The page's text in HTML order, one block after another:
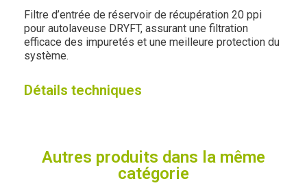
Filtre d’entrée de réservoir de récupération 20 ppi
pour autolaveuse DRYFT, assurant une filtration
efficace des impuretés et une meilleure protection du
système.
Détails techniques
Autres produits dans la même
catégorie